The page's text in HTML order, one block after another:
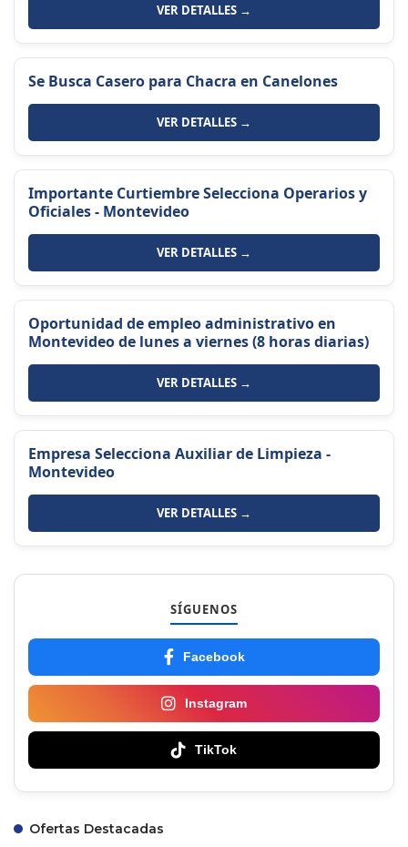
VER DETALLES →
Se Busca Casero para Chacra en Canelones
VER DETALLES →
Importante Curtiembre Selecciona Operarios y
Oficiales - Montevideo
VER DETALLES →
Oportunidad de empleo administrativo en
Montevideo de lunes a viernes (8 horas diarias)
VER DETALLES →
Empresa Selecciona Auxiliar de Limpieza -
Montevideo
VER DETALLES →
SÍGUENOS
Facebook
Instagram
TikTok
Ofertas Destacadas